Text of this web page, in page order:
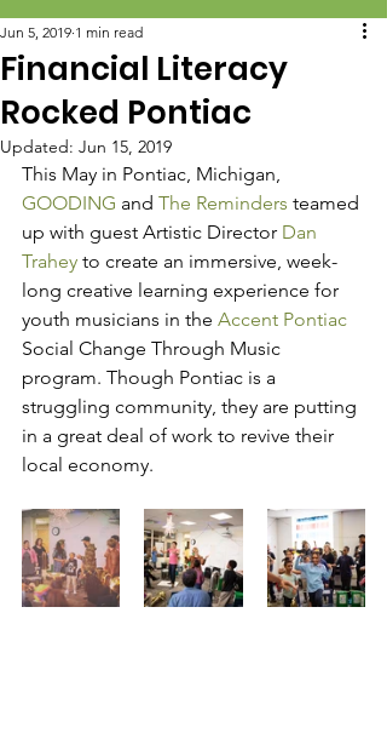
Financial Literacy
Rocked Pontiac
Jun 5, 2019 1 min read
Updated: Jun 15, 2019
This May in Pontiac, Michigan,
GOODING and The Reminders teamed
up with guest Artistic Director Dan
Trahey to create an immersive, week-
long creative learning experience for
youth musicians in the Accent Pontiac
Social Change Through Music
program. Though Pontiac is a
struggling community, they are putting
in a great deal of work to revive their
local economy.